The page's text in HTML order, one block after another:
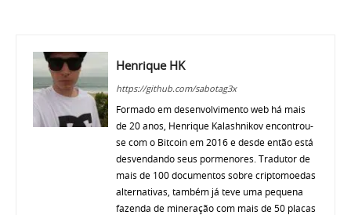
Henrique HK
https://github.com/sabotag3x
Formado em desenvolvimento web há mais
de 20 anos, Henrique Kalashnikov encontrou-
se com o Bitcoin em 2016 e desde então está
desvendando seus pormenores. Tradutor de
mais de 100 documentos sobre criptomoedas
alternativas, também já teve uma pequena
fazenda de mineração com mais de 50 placas